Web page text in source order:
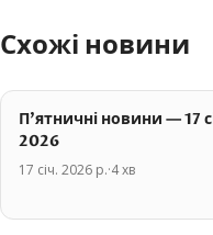
Схожі новини
П'ятничні новини — 17
2026
17 січ. 2026 р.·4хв